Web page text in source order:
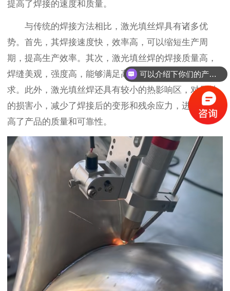
提高了焊接的速度和质量。
与传统的焊接方法相比，激光填丝焊具有诸多优
势。首先，其焊接速度快，效率高，可以缩短生产周
期，提高生产效率。其次，激光填丝焊的焊接质量高，
焊缝美观，强度高，能够满足高精度和高要求的焊接需
求。此外，激光填丝焊还具有较小的热影响区，对母材
的损害小，减少了焊接后的变形和残余应力，进一步提
高了产品的质量和可靠性。
可以介绍下你们的产品么？